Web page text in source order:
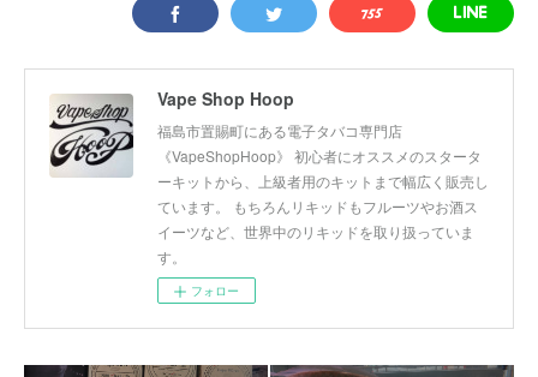
Vape Shop Hoop
福島市置賜町にある電子タバコ専門店
《VapeShopHoop》 初心者にオススメのスタータ
ーキットから、上級者用のキットまで幅広く販売し
ています。 もちろんリキッドもフルーツやお酒ス
イーツなど、世界中のリキッドを取り扱っていま
す。
フォロー